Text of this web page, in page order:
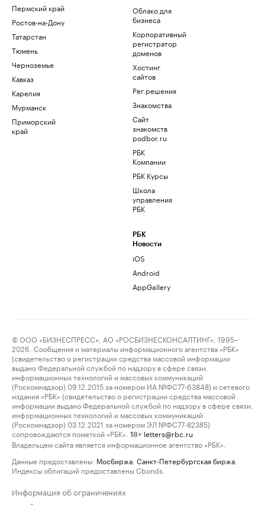
Пермский край
Ростов-на-Дону
Татарстан
Тюмень
Черноземье
Кавказ
Карелия
Мурманск
Приморский
край
Облако для
бизнеса
Корпоративный
регистратор
доменов
Хостинг
сайтов
Рег.решения
Знакомства
Сайт
знакомств
podbor.ru
РБК
Компании
РБК Курсы
Школа
управления
РБК
РБК
Новости
iOS
Android
AppGallery
© ООО «БИЗНЕСПРЕСС», АО «РОСБИЗНЕСКОНСАЛТИНГ», 1995–
2026. Сообщения и материалы информационного агентства «РБК»
(свидетельство о регистрации средства массовой информации
выдано Федеральной службой по надзору в сфере связи,
информационных технологий и массовых коммуникаций
(Роскомнадзор) 09.12.2015 за номером ИА №ФС77-63848) и сетевого
издания «РБК» (свидетельство о регистрации средства массовой
информации выдано Федеральной службой по надзору в сфере связи,
информационных технологий и массовых коммуникаций
(Роскомнадзор) 03.12.2021 за номером ЭЛ №ФС77-82385)
сопровождаются пометкой «РБК».
18+ letters@rbc.ru
Владельцем сайта является информационное агентство «РБК».
Данные предоставлены: Мосбиржа Санкт-Петербургская биржа
Индексы облигаций предоставлены Cbonds.
Информация об ограничениях